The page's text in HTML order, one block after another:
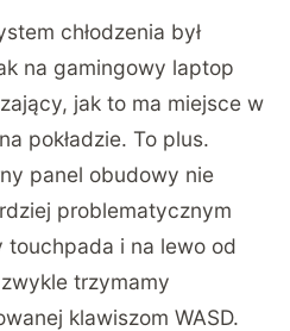
chłodzenia był
na gamingowy laptop
jak to ma miejsce w
pokładzie. To plus.
panel obudowy nie
problematycznym
touchpada i na lewo od
trzymamy
klawiszom WASD.